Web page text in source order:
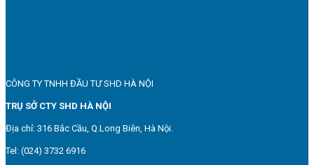
CÔNG TY TNHH ĐẦU TƯ SHD HÀ NỘI
TRỤ SỞ CTY SHD HÀ NỘI
Địa chỉ: 316 Bắc Cầu, Q.Long Biên, Hà Nội.
Tel: (024) 3732 6916